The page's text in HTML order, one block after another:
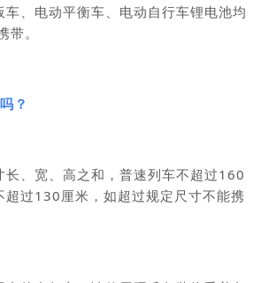
、电动平衡车、电动自行车锂电池均
。
？
长、宽、高之和，普速列车不超过160
超过130厘米，如超过规定尺寸不能携